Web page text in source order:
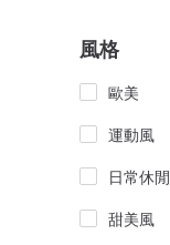
風格
歐美
運動風
日常休閒
甜美風